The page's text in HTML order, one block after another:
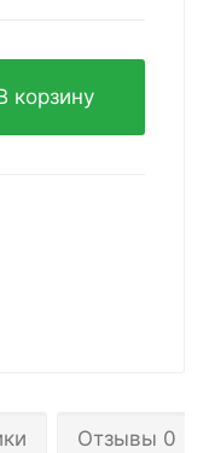
корзину
Отзывы 0